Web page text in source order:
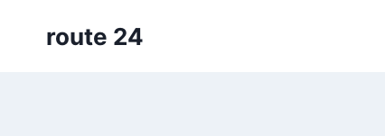
sisältöönroute 24